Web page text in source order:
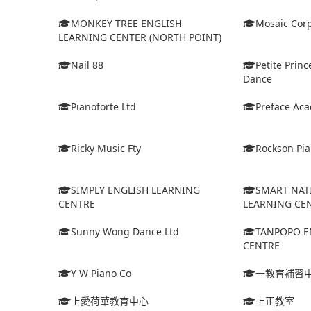
MONKEY TREE ENGLISH
LEARNING CENTER (NORTH POINT)
Mosaic
Nail 88
Petite
Dance
Pianoforte Ltd Preface
Ricky Music Fty Rockson
SIMPLY ENGLISH LEARNING
CENTRE
SMART
LEARNING
Sunny Wong Dance Ltd
TANPOPO
CENTRE
Y W Piano Co 一教育補習
上愛荷華教育中心 上正教室